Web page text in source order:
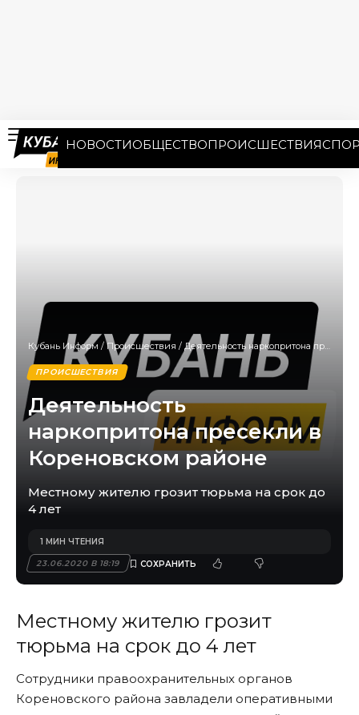
НОВОСТИОБЩЕСТВОПРОИСШЕСТВИЯ
Кубань Информ /Происшествия / Деятельность наркопритона пресекли в Кореновском районе
ПРОИСШЕСТВИЯ
Деятельность
наркопритона пресекли в
Кореновском районе
Местному жителю грозит тюрьма на срок до
4 лет
23.06.2020 В 18:19
1 МИН ЧТЕНИЯ
Местному жителю грозит
тюрьма на срок до 4 лет
Сотрудники правоохранительных органов
Кореновского района завладели оперативными